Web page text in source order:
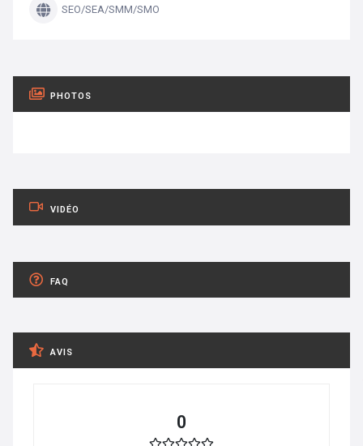
SEO/SEA/SMM/SMO
PHOTOS
VIDÉO
FAQ
AVIS
0